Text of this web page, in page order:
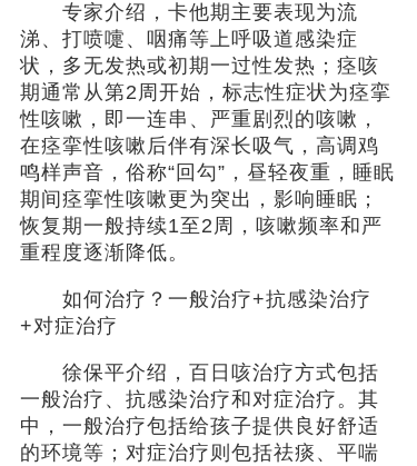
专家介绍，卡他期主要表现为流
涕、打喷嚏、咽痛等上呼吸道感染症
状，多无发热或初期一过性发热；痉咳
期通常从第2周开始，标志性症状为痉挛
性咳嗽，即一连串、严重剧烈的咳嗽，
在痉挛性咳嗽后伴有深长吸气，高调鸡
鸣样声音，俗称“回勾”，昼轻夜重，睡眠
期间痉挛性咳嗽更为突出，影响睡眠；
恢复期一般持续1至2周，咳嗽频率和严
重程度逐渐降低。
如何治疗？一般治疗+抗感染治疗
+对症治疗
徐保平介绍，百日咳治疗方式包括
一般治疗、抗感染治疗和对症治疗。其
中，一般治疗包括给孩子提供良好舒适
的环境等；对症治疗则包括祛痰、平喘